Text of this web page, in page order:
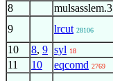
8 mulsasslem.3
9 lrcut 28106
10 8, 9 syl 18
11 10 eqcomd 2769